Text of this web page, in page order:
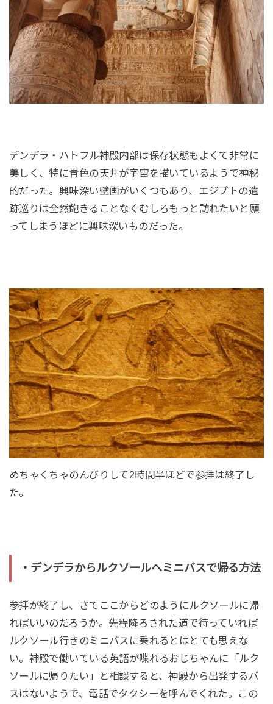
デンデラ・ハトフル神殿内部は保存状態もよくて非常に
美しく、特に青色の天井が宇宙を描いているようで神秘
的だった。興味深い壁画がいくつもあり、エジプトの遺
跡巡りは全然飽きることなくむしろもっと訪れたいと願
ってしまうほどに興味深いものだった。
めちゃくちゃのんびりして2時間半ほどで参拝は終了し
た。
・デンデラからルクソールへミニバスで帰る方法
参拝が終了し、さてここからどのようにルクソールに帰
ればいいのだろうか。先程降ろされた道で待っていれば
ルクソール行きのミニバスに乗れるとはとても思えな
い。神殿で働いている英語が喋れるおじちゃんに「ルク
ソールに帰りたい」と相談すると、神殿から出発するバ
スはないようで、電話でタクシーを呼んでくれた。この